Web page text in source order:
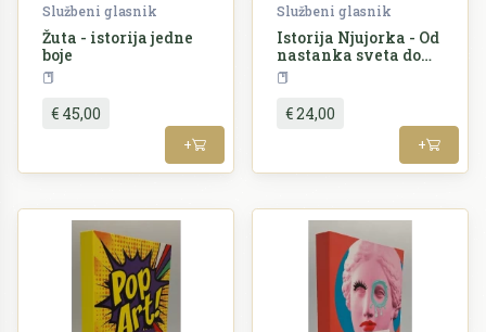
Službeni glasnik
Žuta - istorija jedne
boje
€ 45,00
+
Službeni glasnik
Istorija Njujorka - Od
nastanka sveta do
kraja holandske
dinastije
€ 24,00
+